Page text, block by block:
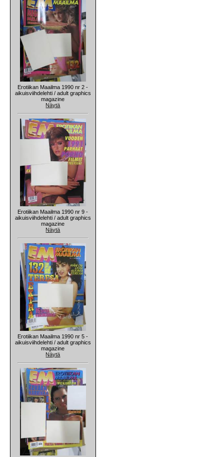
Erotiikan Maailma 1990 nr 2 -
aikuisviihdelehti / adult graphics
magazine
Näytä
Erotiikan Maailma 1990 nr 9 -
aikuisviihdelehti / adult graphics
magazine
Näytä
Erotiikan Maailma 1990 nr 5 -
aikuisviihdelehti / adult graphics
magazine
Näytä